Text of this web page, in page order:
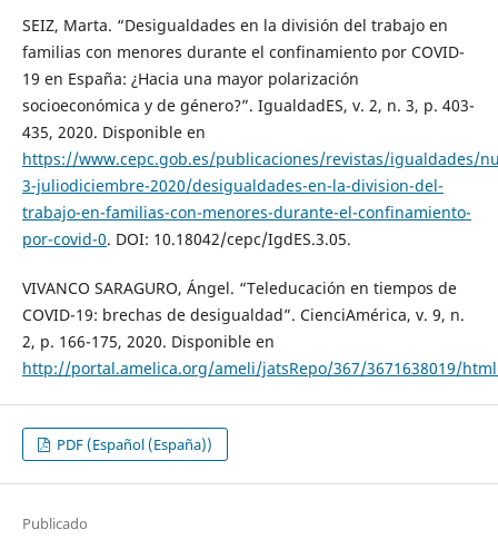
SEIZ, Marta. “Desigualdades en la división del trabajo en
familias con menores durante el confinamiento por COVID-
19 en España: ¿Hacia una mayor polarización
socioeconómica y de género?”. IgualdadES, v. 2, n. 3, p. 403-
435, 2020. Disponible en
https://www.cepc.gob.es/publicaciones/revistas/igualdades/
3-juliodiciembre-2020/desigualdades-en-la-division-del-
trabajo-en-familias-con-menores-durante-el-confinamiento-
por-covid-0. DOI: 10.18042/cepc/IgdES.3.05.
VIVANCO SARAGURO, Ángel. “Teleducación en tiempos de
COVID-19: brechas de desigualdad”. CienciAmérica, v. 9, n.
2, p. 166-175, 2020. Disponible en
http://portal.amelica.org/ameli/jatsRepo/367/3671638019/
PDF (Español (España))
Publicado